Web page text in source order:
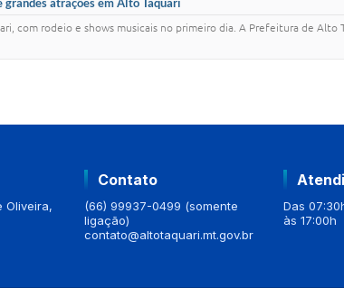
com rodeio e shows musicais no primeiro dia. A Prefeitura de Alto
Oliveira,
Contato
(66) 99937-0499 (somente
ligação)
contato@altotaquari.mt.gov.br
Das
às 17:00h